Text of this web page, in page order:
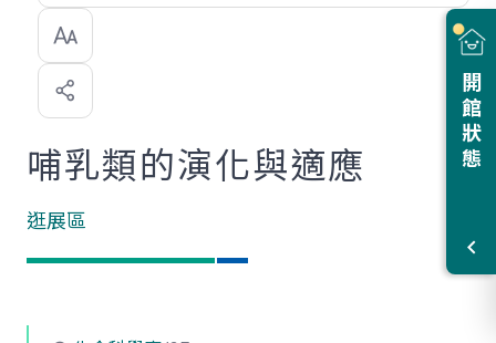
開館狀態
選
喜
歡
哺乳類的演化與適應
逛展區